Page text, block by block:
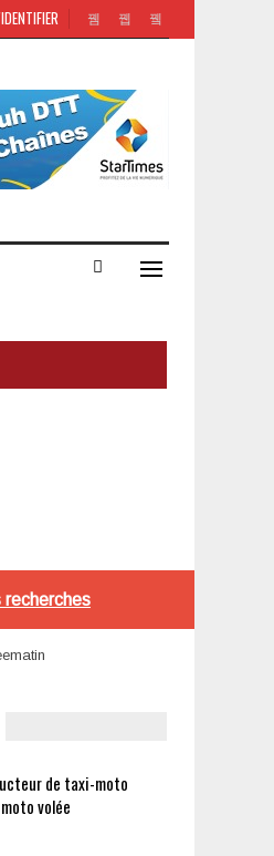
recherches
de taxi-moto
volée